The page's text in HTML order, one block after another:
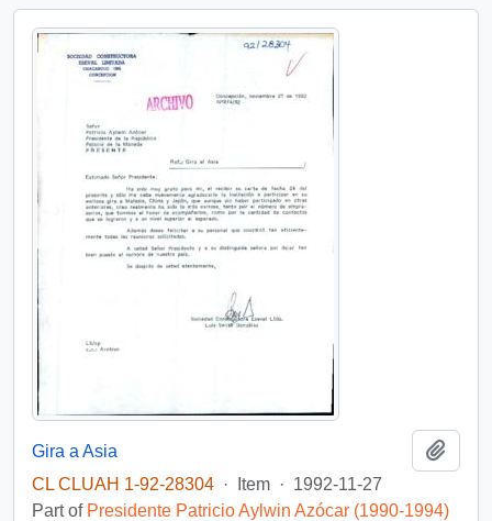
Gira a Asia
CL CLUAH 1-92-28304 · Item · 1992-11-27
Part of Presidente Patricio Aylwin Azócar (1990-1994)